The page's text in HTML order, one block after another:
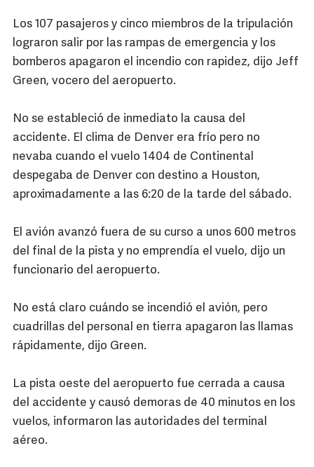
Los 107 pasajeros y cinco miembros de la tripulación
lograron salir por las rampas de emergencia y los
bomberos apagaron el incendio con rapidez, dijo Jeff
Green, vocero del aeropuerto.
No se estableció de inmediato la causa del
accidente. El clima de Denver era frío pero no
nevaba cuando el vuelo 1404 de Continental
despegaba de Denver con destino a Houston,
aproximadamente a las 6:20 de la tarde del sábado.
El avión avanzó fuera de su curso a unos 600 metros
del final de la pista y no emprendía el vuelo, dijo un
funcionario del aeropuerto.
No está claro cuándo se incendió el avión, pero
cuadrillas del personal en tierra apagaron las llamas
rápidamente, dijo Green.
La pista oeste del aeropuerto fue cerrada a causa
del accidente y causó demoras de 40 minutos en los
vuelos, informaron las autoridades del terminal
aéreo.